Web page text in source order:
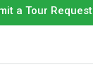
a Tour Request